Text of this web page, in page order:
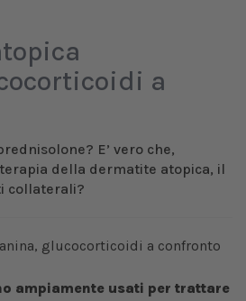
a
E’ vero che,
della dermatite atopica, il
collaterali?
ampiamente usati per trattare